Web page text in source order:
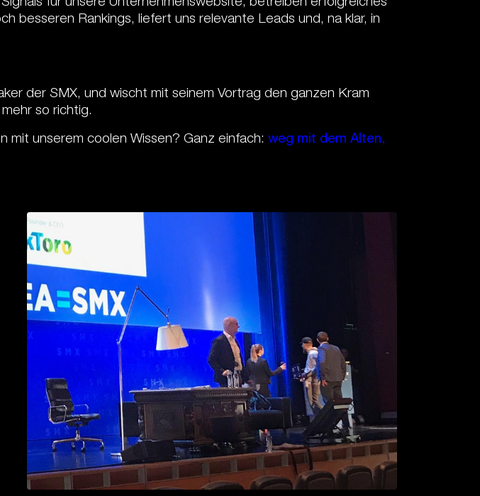
für unsere Unternehmenswebsite, betreiben erfolgreiches
besseren Rankings, liefert uns relevante Leads und, na klar, in
der SMX, und wischt mit seinem Vortrag den ganzen Kram
so richtig.
mit unserem coolen Wissen? Ganz einfach: weg mit dem Alten,